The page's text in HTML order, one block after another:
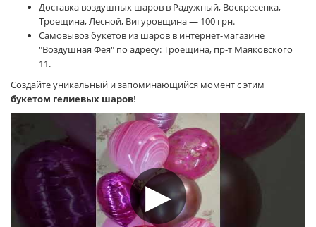
Доставка воздушных шаров в Радужный, Воскресенка,
Троещина, Лесной, Вигуровщина — 100 грн.
Самовывоз букетов из шаров в интернет-магазине
"Воздушная Фея" по адресу: Троещина, пр-т Маяковского
11.
Создайте уникальный и запоминающийся момент с этим
букетом гелиевых шаров!